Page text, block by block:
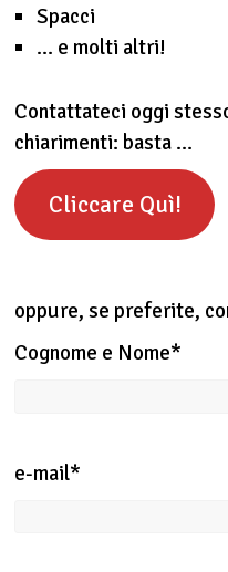
Spacci
… e molti altri!
Contattateci oggi
chiarimenti: basta …
Cliccare Quì!
oppure, se preferite,
Cognome e Nome*
e-mail*